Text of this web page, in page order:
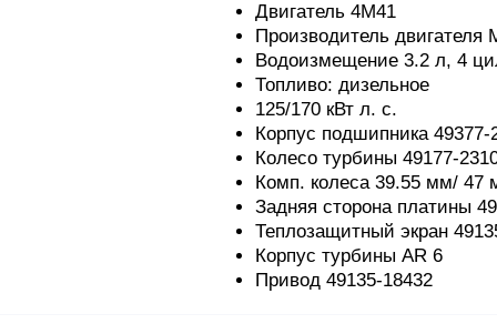
Двигатель 4M41
Производитель двигателя
Водоизмещение 3.2 л, 4
Топливо: дизельное
125/170 кВт л. с.
Корпус подшипника
Колесо турбины 49177-
Комп. колеса 39.55 мм/ 47
Задняя сторона платины
Теплозащитный экран
Корпус турбины AR 6
Привод 49135-18432